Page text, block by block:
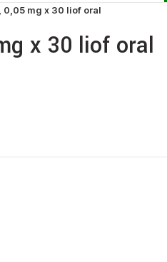
0,05 mg x 30 liof oral
x 30 liof oral